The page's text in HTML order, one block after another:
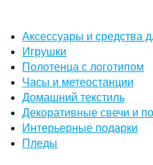
Аксессуары и средства
Игрушки
Полотенца с логотипом
Часы и метеостанции
Домашний текстиль
Декоративные свечи и
Интерьерные подарки
Пледы